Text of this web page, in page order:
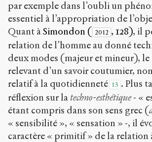
par exemple dans l’oubli un
essentiel à l’appropriation de
Quant àSimondon ( 2012 , 128), il
relation de l’homme au donné
deux modes (majeur et mineur), le
relevant d’un savoir coutumier,
relatif à la quotidienneté 13 . Plus
réflexion sur latechno-esthétique- «
étant compris dans son sens grec (
« sensibilité », « sensation » -, il
caractère « primitif » de la relation